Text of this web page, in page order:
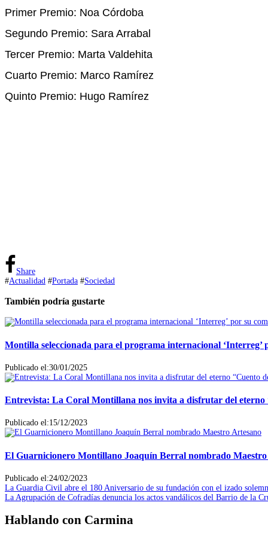
Primer Premio: Noa Córdoba
Segundo Premio: Sara Arrabal
Tercer Premio: Marta Valdehita
Cuarto Premio: Marco Ramírez
Quinto Premio: Hugo Ramírez
Share
#Actualidad #Portada #Sociedad
También podría gustarte
Montilla seleccionada para el programa internacional ‘Interreg’
Publicado el:30/01/2025
Entrevista: La Coral Montillana nos invita a disfrutar del eterno
Publicado el:15/12/2023
El Guarnicionero Montillano Joaquín Berral nombrado Maestro
Publicado el:24/02/2023
Navegación
de
entradas
Entrada
anterior:
La Guardia Civil abre el 180 Aniversario de su fundación con el izado
Entrada
La Agrupación de Cofradías denuncia los actos vandálicos del Barrio de la
Hablando con Carmina